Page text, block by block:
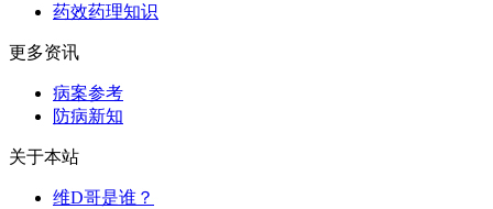
药效药理知识
更多资讯
病案参考
防病新知
关于本站
维D哥是谁？